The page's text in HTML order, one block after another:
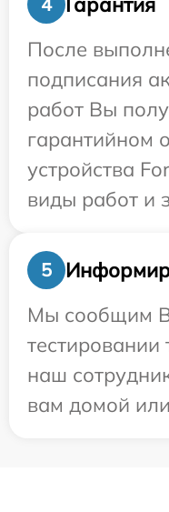
После
подписания
работ Вы
гарантийном
устройства
виды работ и
5
Мы сообщим
тестировании
наш
вам домой